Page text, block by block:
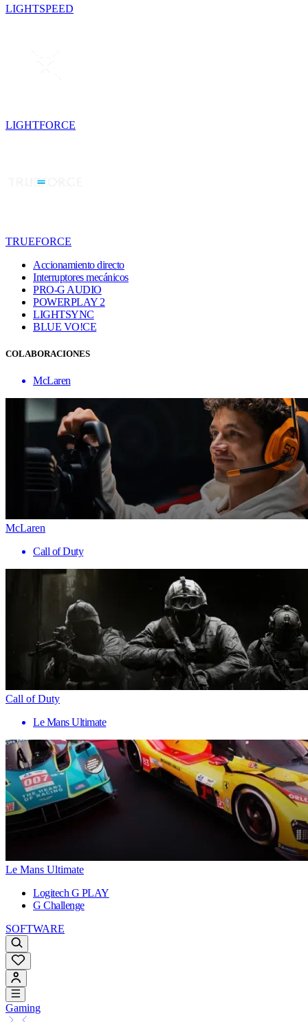
LIGHTSPEED
LIGHTFORCE
TRUEFORCE
Accionamiento directo
Interruptores mecánicos
PRO-G AUDIO
POWERPLAY 2
LIGHTSYNC
BLUE VO!CE
COLABORACIONES
McLaren
McLaren
Call of Duty
Call of Duty
Le Mans Ultimate
Le Mans Ultimate
Logitech G PLAY
G Challenge
SOFTWARE
Gaming